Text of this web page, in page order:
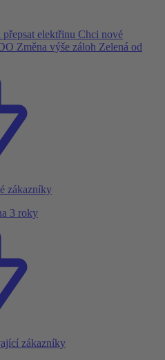
přepsat elektřinu Chci nové
Změna výše záloh Zelená od
zákazníky
3 roky
zákazníky